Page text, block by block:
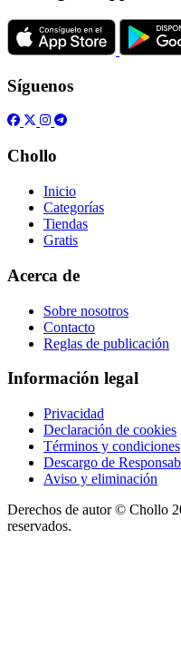
Síguenos
Chollo
Inicio
Categorías
Tiendas
Gratis
Acerca de
Sobre nosotros
Contacto
Reglas de publicación
Información legal
Privacidad
Declaración de cookies
Términos y condiciones
Descargo de
Aviso y eliminación
Derechos de autor © Chollo
reservados.